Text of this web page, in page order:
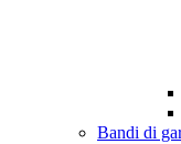
Bandi di